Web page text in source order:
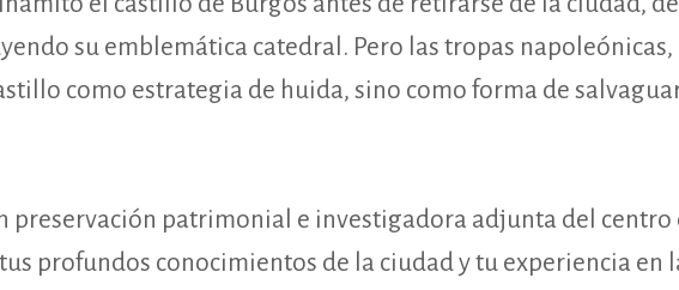
su emblemática catedral. Pero las tropas
como estrategia de huida, sino como forma de
preservación patrimonial e investigadora adjunta del
profundos conocimientos de la ciudad y tu experiencia en